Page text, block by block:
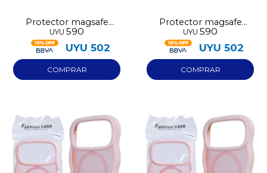
Protector magsafe
Iphone 17 rosa
UYU 590
UYU 502
Protector magsafe
Iphone 17 azul
UYU 590
UYU 502